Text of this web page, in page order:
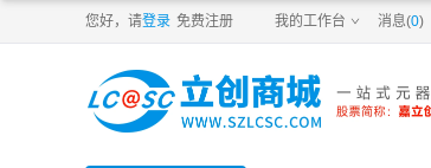
您好，请登录 免费注册 我的工作台 消息(0)